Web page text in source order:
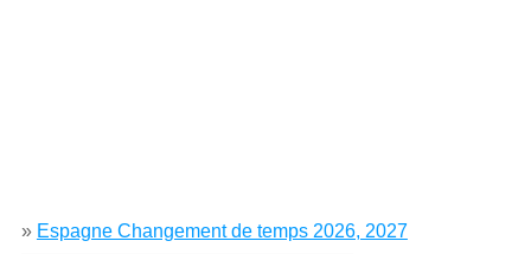
» Espagne Changement de temps 2026, 2027